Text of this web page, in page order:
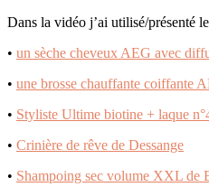
Dans la vidéo j’ai utilisé/présenté
• un sèche cheveux AEG avec
• une brosse chauffante coiffante
• Styliste Ultime biotine + laque
• Crinière de rêve de Dessange
• Shampoing sec volume XXL de